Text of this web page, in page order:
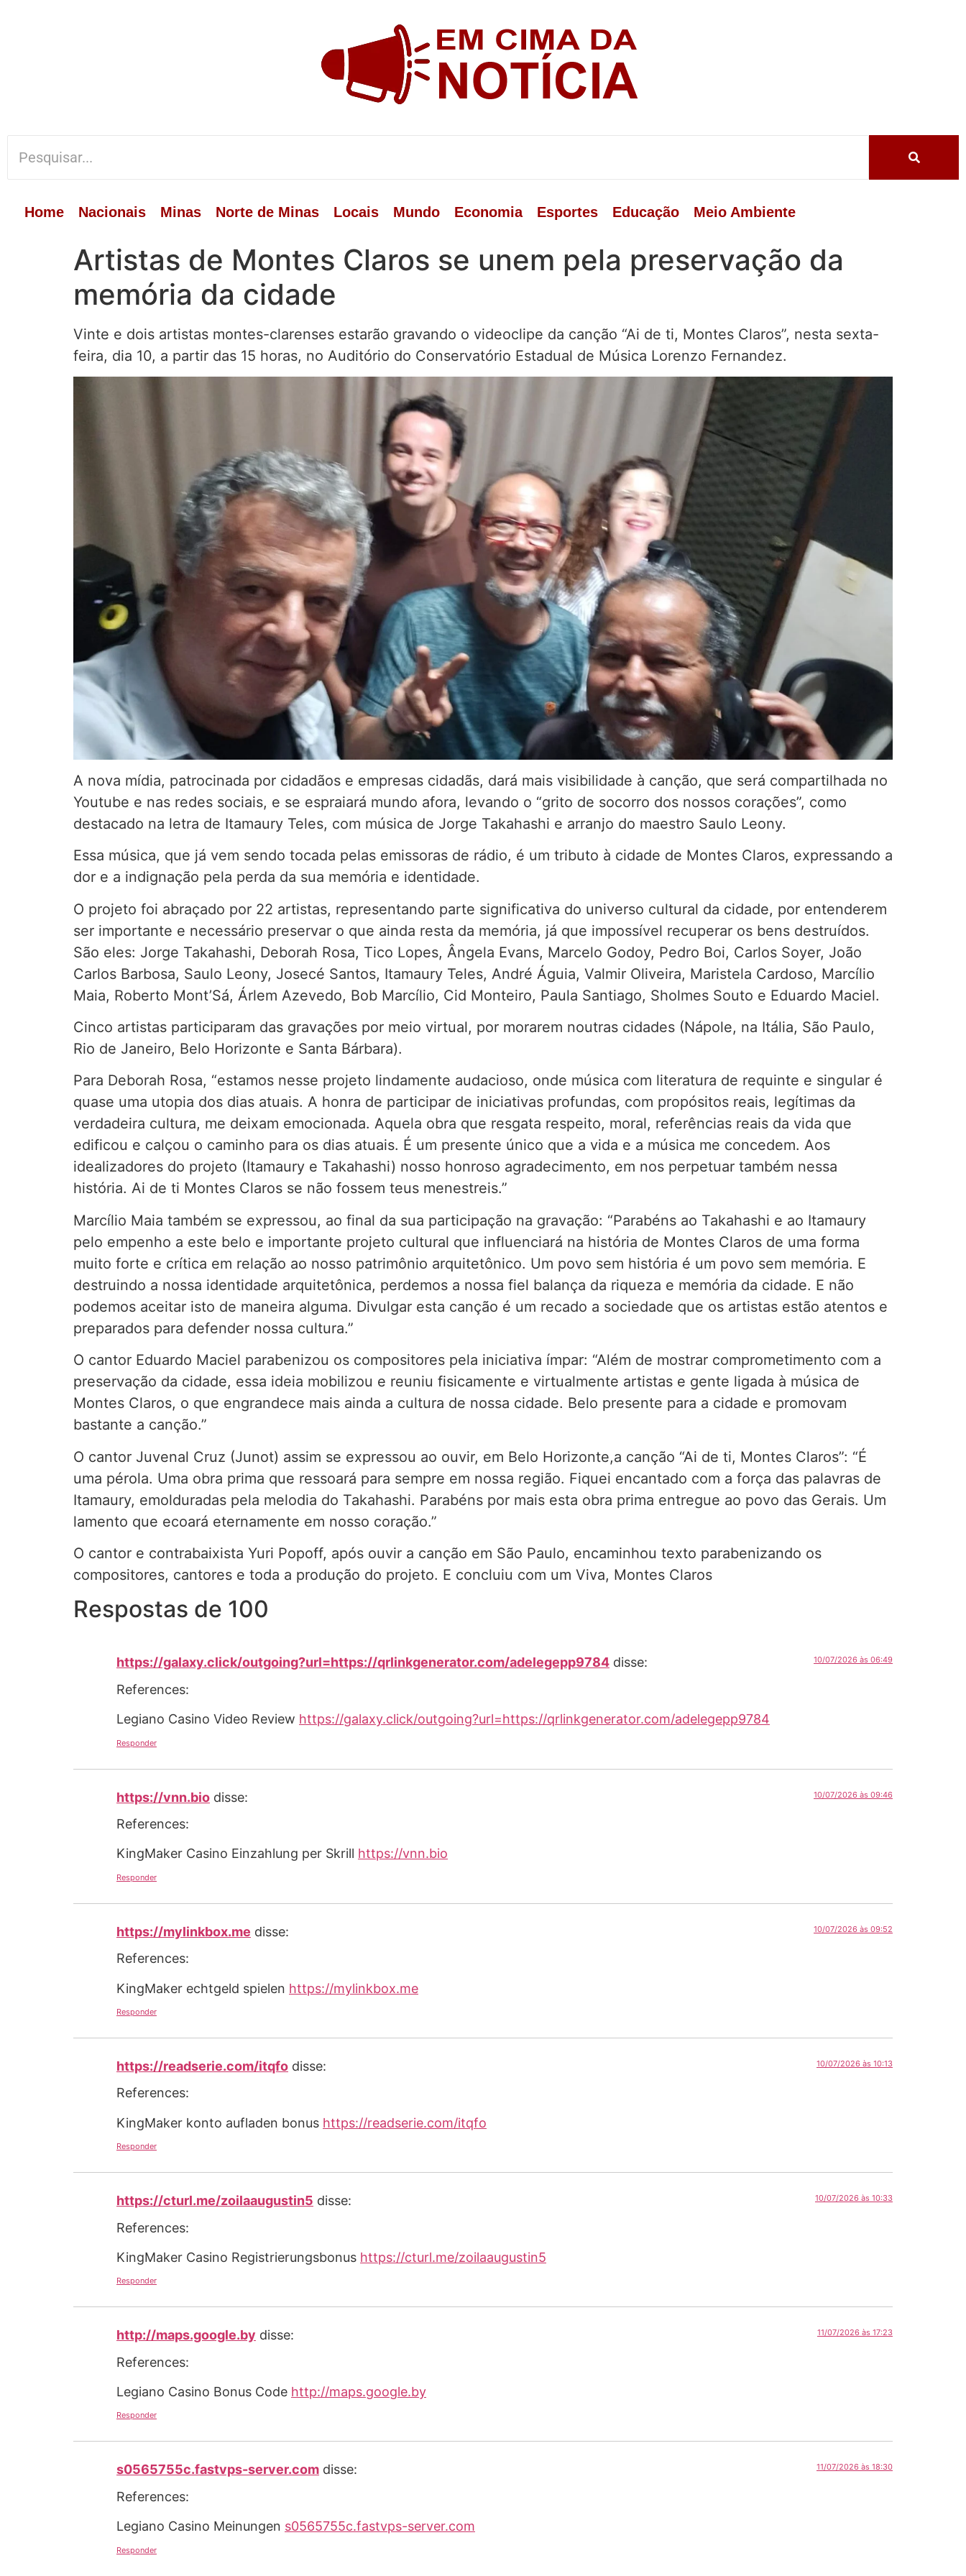
Home Nacionais Minas Norte de Minas Locais Mundo Economia Esportes Educação Meio Ambiente
Artistas de Montes Claros se unem pela preservação da
memória da cidade
Vinte e dois artistas montes-clarenses estarão gravando o videoclipe da canção “Ai de ti, Montes Claros”, nesta sexta-
feira, dia 10, a partir das 15 horas, no Auditório do Conservatório Estadual de Música Lorenzo Fernandez.
A nova mídia, patrocinada por cidadãos e empresas cidadãs, dará mais visibilidade à canção, que será compartilhada no
Youtube e nas redes sociais, e se espraiará mundo afora, levando o “grito de socorro dos nossos corações”, como
destacado na letra de Itamaury Teles, com música de Jorge Takahashi e arranjo do maestro Saulo Leony.
Essa música, que já vem sendo tocada pelas emissoras de rádio, é um tributo à cidade de Montes Claros, expressando a
dor e a indignação pela perda da sua memória e identidade.
O projeto foi abraçado por 22 artistas, representando parte significativa do universo cultural da cidade, por entenderem
ser importante e necessário preservar o que ainda resta da memória, já que impossível recuperar os bens destruídos.
São eles: Jorge Takahashi, Deborah Rosa, Tico Lopes, Ângela Evans, Marcelo Godoy, Pedro Boi, Carlos Soyer, João
Carlos Barbosa, Saulo Leony, Josecé Santos, Itamaury Teles, André Águia, Valmir Oliveira, Maristela Cardoso, Marcílio
Maia, Roberto Mont’Sá, Árlem Azevedo, Bob Marcílio, Cid Monteiro, Paula Santiago, Sholmes Souto e Eduardo Maciel.
Cinco artistas participaram das gravações por meio virtual, por morarem noutras cidades (Nápole, na Itália, São Paulo,
Rio de Janeiro, Belo Horizonte e Santa Bárbara).
Para Deborah Rosa, “estamos nesse projeto lindamente audacioso, onde música com literatura de requinte e singular é
quase uma utopia dos dias atuais. A honra de participar de iniciativas profundas, com propósitos reais, legítimas da
verdadeira cultura, me deixam emocionada. Aquela obra que resgata respeito, moral, referências reais da vida que
edificou e calçou o caminho para os dias atuais. É um presente único que a vida e a música me concedem. Aos
idealizadores do projeto (Itamaury e Takahashi) nosso honroso agradecimento, em nos perpetuar também nessa
história. Ai de ti Montes Claros se não fossem teus menestreis.”
Marcílio Maia também se expressou, ao final da sua participação na gravação: “Parabéns ao Takahashi e ao Itamaury
pelo empenho a este belo e importante projeto cultural que influenciará na história de Montes Claros de uma forma
muito forte e crítica em relação ao nosso patrimônio arquitetônico. Um povo sem história é um povo sem memória. E
destruindo a nossa identidade arquitetônica, perdemos a nossa fiel balança da riqueza e memória da cidade. E não
podemos aceitar isto de maneira alguma. Divulgar esta canção é um recado a sociedade que os artistas estão atentos e
preparados para defender nossa cultura.”
O cantor Eduardo Maciel parabenizou os compositores pela iniciativa ímpar: “Além de mostrar comprometimento com a
preservação da cidade, essa ideia mobilizou e reuniu fisicamente e virtualmente artistas e gente ligada à música de
Montes Claros, o que engrandece mais ainda a cultura de nossa cidade. Belo presente para a cidade e promovam
bastante a canção.”
O cantor Juvenal Cruz (Junot) assim se expressou ao ouvir, em Belo Horizonte,a canção “Ai de ti, Montes Claros”: “É
uma pérola. Uma obra prima que ressoará para sempre em nossa região. Fiquei encantado com a força das palavras de
Itamaury, emolduradas pela melodia do Takahashi. Parabéns por mais esta obra prima entregue ao povo das Gerais. Um
lamento que ecoará eternamente em nosso coração.”
O cantor e contrabaixista Yuri Popoff, após ouvir a canção em São Paulo, encaminhou texto parabenizando os
compositores, cantores e toda a produção do projeto. E concluiu com um Viva, Montes Claros
Respostas de 100
https://galaxy.click/outgoing?url=https://qrlinkgenerator.com/adelegepp9784 disse: 10/07/2026 às 06:49
References:
Legiano Casino Video Review https://galaxy.click/outgoing?url=https://qrlinkgenerator.com/adelegepp9784
Responder
https://vnn.bio disse: 10/07/2026 às 09:46
References:
KingMaker Casino Einzahlung per Skrill https://vnn.bio
Responder
https://mylinkbox.me disse: 10/07/2026 às 09:52
References:
KingMaker echtgeld spielen https://mylinkbox.me
Responder
https://readserie.com/itqfo disse: 10/07/2026 às 10:13
References:
KingMaker konto aufladen bonus https://readserie.com/itqfo
Responder
https://cturl.me/zoilaaugustin5 disse: 10/07/2026 às 10:33
References:
KingMaker Casino Registrierungsbonus https://cturl.me/zoilaaugustin5
Responder
http://maps.google.by disse: 11/07/2026 às 17:23
References:
Legiano Casino Bonus Code http://maps.google.by
Responder
s0565755c.fastvps-server.com disse: 11/07/2026 às 18:30
References:
Legiano Casino Meinungen s0565755c.fastvps-server.com
Responder